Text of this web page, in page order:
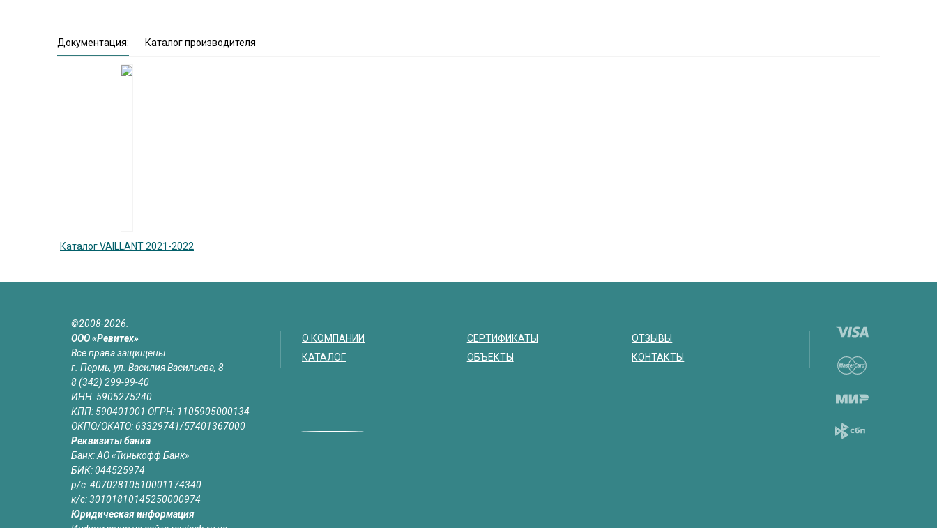
Документация: Каталог производителя
Каталог VAILLANT 2021-2022
©2008-2026.
ООО «Ревитех»
Все права защищены
г. Пермь, ул. Василия Васильева, 8
8 (342) 299-99-40
ИНН: 5905275240
КПП: 590401001 ОГРН: 1105905000134
ОКПО/ОКАТО: 63329741/57401367000
Реквизиты банка
Банк: АО «Тинькофф Банк»
БИК: 044525974
р/с: 40702810510001174340
к/с: 30101810145250000974
Юридическая информация
О КОМПАНИИ
КАТАЛОГ
СЕРТИФИКАТЫ
ОБЪЕКТЫ
ОТЗЫВЫ
КОНТАКТЫ